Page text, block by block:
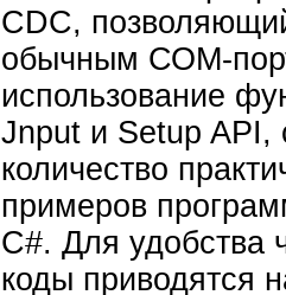
CDC,
обычным СОМ-
использование
Jnput и Setup API,
количество
примеров
С#. Для удобства
коды приводятся